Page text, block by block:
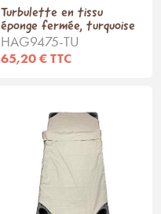
Turbulette en tissu
éponge fermée, turquoise
HAG9475-TU
65,20 € TTC